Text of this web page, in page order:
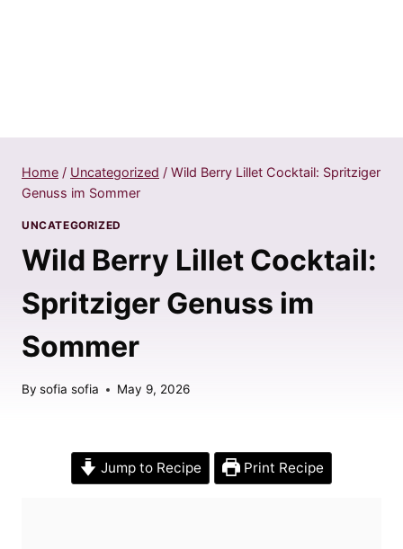
Home / Uncategorized / Wild Berry Lillet Cocktail: Spritziger
Genuss im Sommer
UNCATEGORIZED
Wild Berry Lillet Cocktail:
Spritziger Genuss im
Sommer
By sofia sofia May 9, 2026
Jump to Recipe Print Recipe